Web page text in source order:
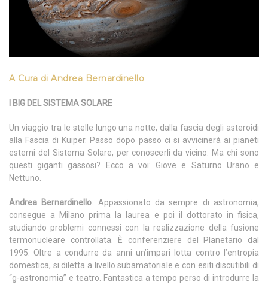
A Cura di Andrea Bernardinello
I BIG DEL SISTEMA SOLARE
Un viaggio tra le stelle lungo una notte, dalla fascia degli asteroidi
alla Fascia di Kuiper. Passo dopo passo ci si avvicinerà ai pianeti
esterni del Sistema Solare, per conoscerli da vicino. Ma chi sono
questi giganti gassosi? Ecco a voi: Giove e Saturno Urano e
Nettuno.
Andrea Bernardinello. Appassionato da sempre di astronomia,
consegue a Milano prima la laurea e poi il dottorato in fisica,
studiando problemi connessi con la realizzazione della fusione
termonucleare controllata. È conferenziere del Planetario dal
1995. Oltre a condurre da anni un’impari lotta contro l’entropia
domestica, si diletta a livello subamatoriale e con esiti discutibili di
“g-astronomia” e teatro. Fantastica a tempo perso di introdurre la